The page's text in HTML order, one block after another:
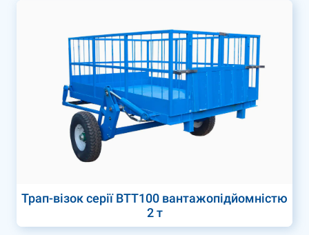
Трап-візок серії ВТТ100 вантажопідйомністю
2 т